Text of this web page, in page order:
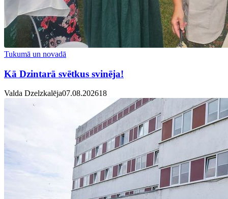
Tukumā un novadā
Kā Dzintarā svētkus svinēja!
Valda Dzelzkalēja07.08.202618